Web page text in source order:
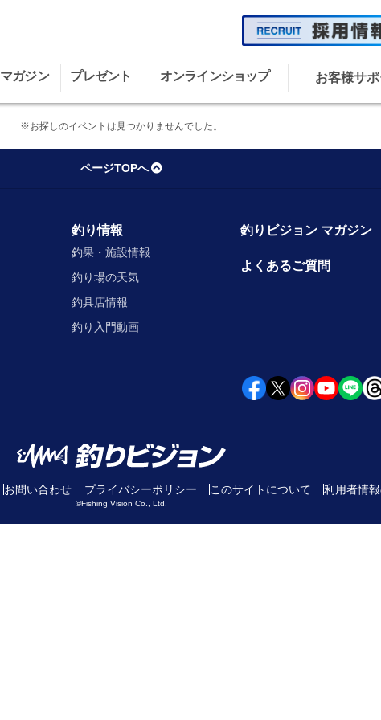
マガジン プレゼント オンラインショップ お客様サポ
※お探しのイベントは見つかりませんでした。
ページTOPへ
釣り情報
釣果・施設情報
釣り場の天気
釣具店情報
釣り入門動画
釣りビジョン マガジン
よくあるご質問
お問い合わせ プライバシーポリシー このサイトについて 利用者情
©Fishing Vision Co., Ltd.